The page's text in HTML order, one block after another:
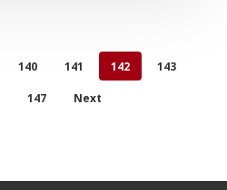
140 141 142 143
147 Next